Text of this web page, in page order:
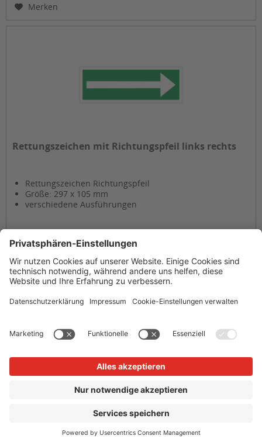
Merken
Rettungszeichen mit Richtungspfeil links rechts
Rettungszeichen Richtungspfeil
Größe: 297 x 105 mm
verschiedene Ausführungen
ab 2,32 € *
Nettopreis: 1,95 €
von3